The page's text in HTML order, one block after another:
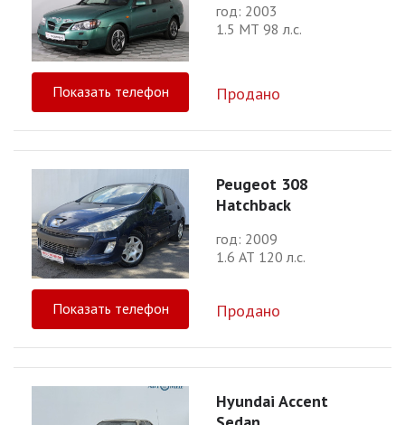
год: 2003
1.5 МТ 98 л.с.
Показать телефон Продано
Peugeot 308
Hatchback
год: 2009
1.6 АТ 120 л.с.
Показать телефон Продано
Hyundai Accent